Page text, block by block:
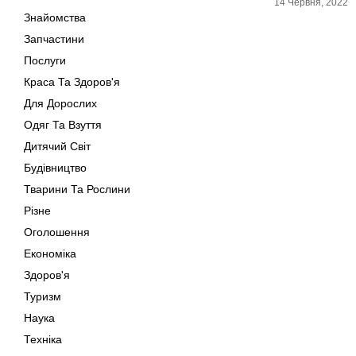
Знайомства
Запчастини
Послуги
Краса Та Здоров'я
Для Дорослих
Одяг Та Взуття
Дитячий Світ
Будівництво
Тварини Та Рослини
Різне
Оголошення
Економіка
Здоров'я
Туризм
Наука
Техніка
14 Червня, 2022